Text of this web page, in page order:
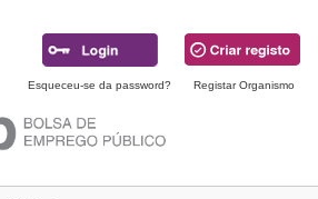
Esqueceu-se da password? Registar Organismo